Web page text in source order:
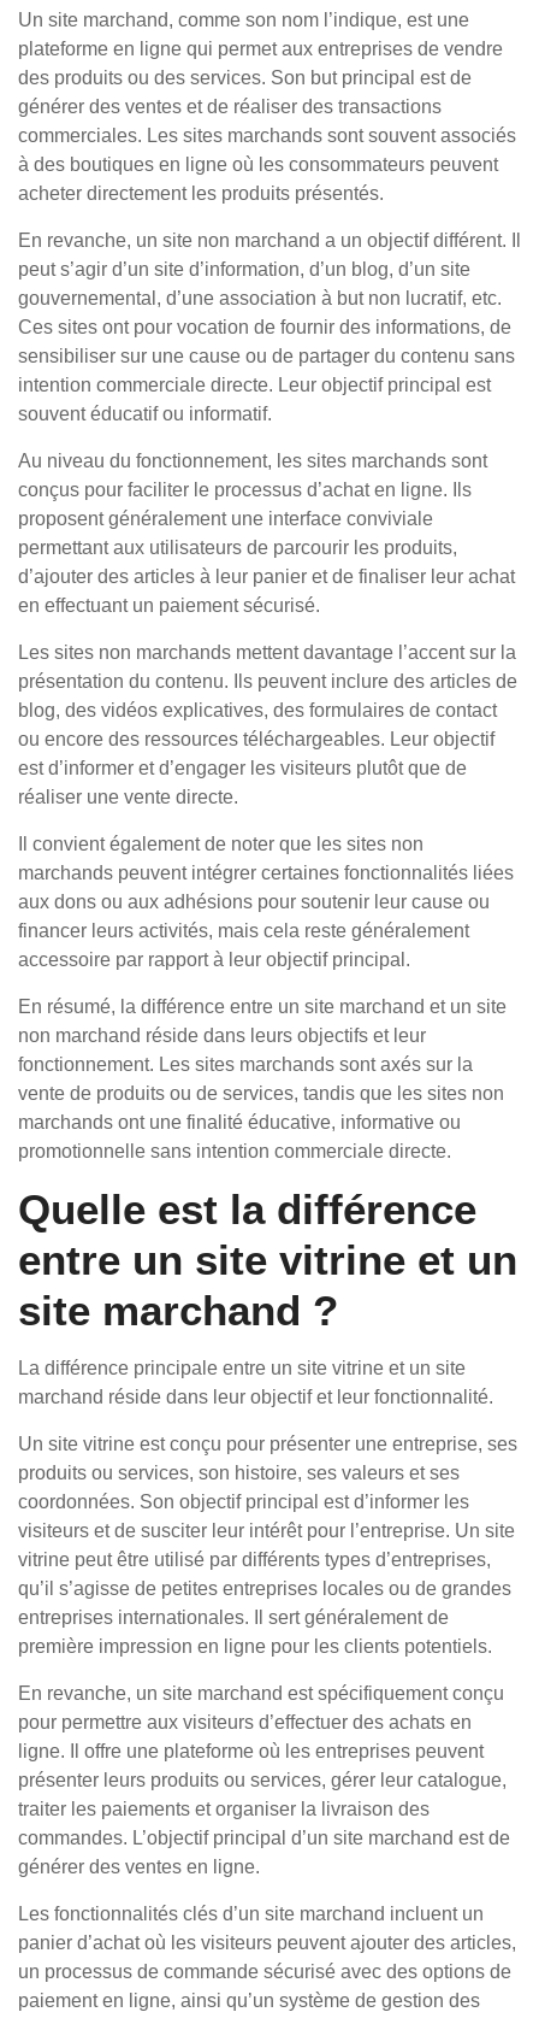
Un site marchand, comme son nom l’indique, est une
plateforme en ligne qui permet aux entreprises de vendre
des produits ou des services. Son but principal est de
générer des ventes et de réaliser des transactions
commerciales. Les sites marchands sont souvent associés
à des boutiques en ligne où les consommateurs peuvent
acheter directement les produits présentés.
En revanche, un site non marchand a un objectif différent. Il
peut s’agir d’un site d’information, d’un blog, d’un site
gouvernemental, d’une association à but non lucratif, etc.
Ces sites ont pour vocation de fournir des informations, de
sensibiliser sur une cause ou de partager du contenu sans
intention commerciale directe. Leur objectif principal est
souvent éducatif ou informatif.
Au niveau du fonctionnement, les sites marchands sont
conçus pour faciliter le processus d’achat en ligne. Ils
proposent généralement une interface conviviale
permettant aux utilisateurs de parcourir les produits,
d’ajouter des articles à leur panier et de finaliser leur achat
en effectuant un paiement sécurisé.
Les sites non marchands mettent davantage l’accent sur la
présentation du contenu. Ils peuvent inclure des articles de
blog, des vidéos explicatives, des formulaires de contact
ou encore des ressources téléchargeables. Leur objectif
est d’informer et d’engager les visiteurs plutôt que de
réaliser une vente directe.
Il convient également de noter que les sites non
marchands peuvent intégrer certaines fonctionnalités liées
aux dons ou aux adhésions pour soutenir leur cause ou
financer leurs activités, mais cela reste généralement
accessoire par rapport à leur objectif principal.
En résumé, la différence entre un site marchand et un site
non marchand réside dans leurs objectifs et leur
fonctionnement. Les sites marchands sont axés sur la
vente de produits ou de services, tandis que les sites non
marchands ont une finalité éducative, informative ou
promotionnelle sans intention commerciale directe.
Quelle est la différence
entre un site vitrine et un
site marchand ?
La différence principale entre un site vitrine et un site
marchand réside dans leur objectif et leur fonctionnalité.
Un site vitrine est conçu pour présenter une entreprise, ses
produits ou services, son histoire, ses valeurs et ses
coordonnées. Son objectif principal est d’informer les
visiteurs et de susciter leur intérêt pour l’entreprise. Un site
vitrine peut être utilisé par différents types d’entreprises,
qu’il s’agisse de petites entreprises locales ou de grandes
entreprises internationales. Il sert généralement de
première impression en ligne pour les clients potentiels.
En revanche, un site marchand est spécifiquement conçu
pour permettre aux visiteurs d’effectuer des achats en
ligne. Il offre une plateforme où les entreprises peuvent
présenter leurs produits ou services, gérer leur catalogue,
traiter les paiements et organiser la livraison des
commandes. L’objectif principal d’un site marchand est de
générer des ventes en ligne.
Les fonctionnalités clés d’un site marchand incluent un
panier d’achat où les visiteurs peuvent ajouter des articles,
un processus de commande sécurisé avec des options de
paiement en ligne, ainsi qu’un système de gestion des